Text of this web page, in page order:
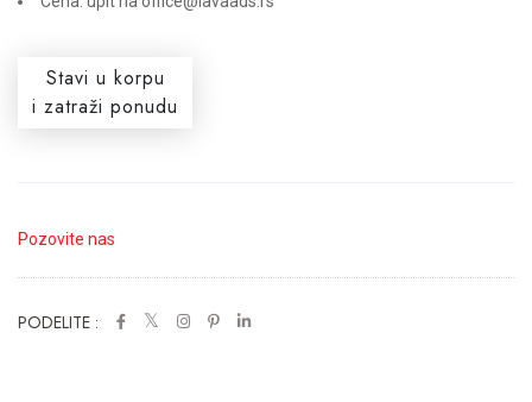
Stavi u korpu
i zatraži ponudu
Pozovite nas
PODELITE :